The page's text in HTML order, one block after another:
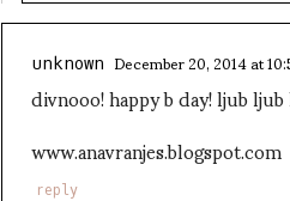
unknown December 20, 2014 at
divnooo! happy b day! ljub
www.anavranjes.blogspot.com
reply